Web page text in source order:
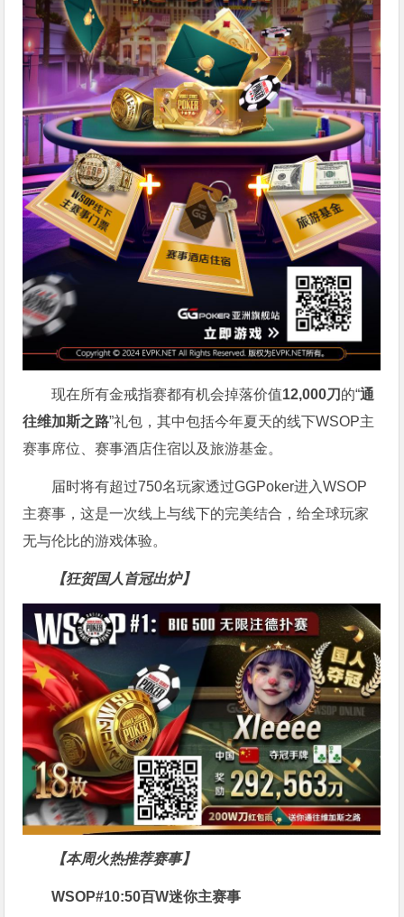
现在所有金戒指赛都有机会掉落价值12,000刀 的“通
往维加斯之路”礼包，其中包括今年夏天的线下WSOP主
赛事席位、赛事酒店住宿以及旅游基金。
届时将有超过750名玩家透过GGPoker进入WSOP
主赛事，这是一次线上与线下的完美结合，给全球玩家
无与伦比的游戏体验。
【狂贺国人首冠出炉】
【本周火热推荐赛事】
WSOP#10:50百W迷你主赛事